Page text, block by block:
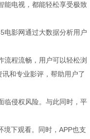
能电视，都能轻松享受极致
电影网通过大数据分析用户
流程流畅，用户可以轻松浏
和专业影评，帮助用户了
临侵权风险。与此同时，平
境下观看。同时，APP也支